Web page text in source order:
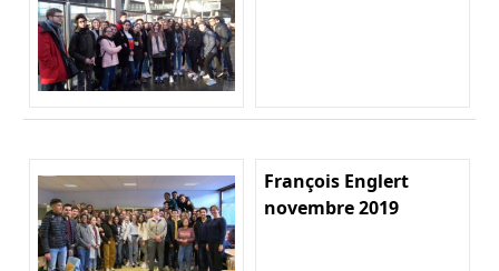
François Englert
novembre 2019